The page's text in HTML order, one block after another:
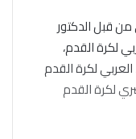
قبل الدكتور
لكرة القدم،
لكرة القدم
لكرة القدم